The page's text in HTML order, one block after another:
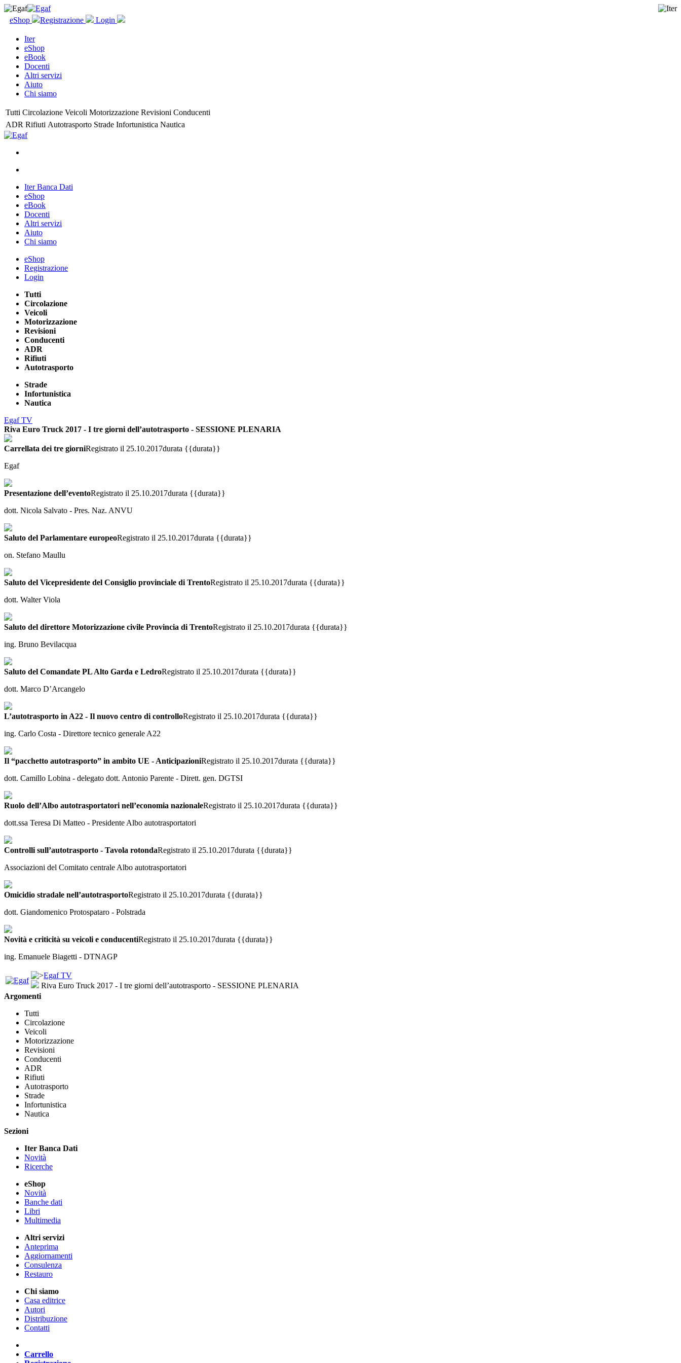
eShop Registrazione Login
Iter
eShop
eBook
Docenti
Altri servizi
Aiuto
Chi siamo
Tutti Circolazione Veicoli Motorizzazione Revisioni Conducenti
ADR Rifiuti Autotrasporto Strade Infortunistica Nautica
Iter Banca Dati
eShop
eBook
Docenti
Altri servizi
Aiuto
Chi siamo
eShop
Registrazione
Login
Tutti
Circolazione
Veicoli
Motorizzazione
Revisioni
Conducenti
ADR
Rifiuti
Autotrasporto
Strade
Infortunistica
Nautica
Egaf TV
Riva Euro Truck 2017 - I tre giorni dell’autotrasporto - SESSIONE PLENARIA
Carrellata dei tre giorniRegistrato il 25.10.2017durata {{durata}}
Egaf
Presentazione dell’eventoRegistrato il 25.10.2017durata {{durata}}
dott. Nicola Salvato - Pres. Naz. ANVU
Saluto del Parlamentare europeoRegistrato il 25.10.2017durata {{durata}}
on. Stefano Maullu
Saluto del Vicepresidente del Consiglio provinciale di TrentoRegistrato il 25.10.2017durata {{durata}}
dott. Walter Viola
Saluto del direttore Motorizzazione civile Provincia di TrentoRegistrato il 25.10.2017durata {{durata}}
ing. Bruno Bevilacqua
Saluto del Comandate PL Alto Garda e LedroRegistrato il 25.10.2017durata {{durata}}
dott. Marco D’Arcangelo
L’autotrasporto in A22 - Il nuovo centro di controlloRegistrato il 25.10.2017durata {{durata}}
ing. Carlo Costa - Direttore tecnico generale A22
Il “pacchetto autotrasporto” in ambito UE - AnticipazioniRegistrato il 25.10.2017durata {{durata}}
dott. Camillo Lobina - delegato dott. Antonio Parente - Dirett. gen. DGTSI
Ruolo dell’Albo autotrasportatori nell’economia nazionaleRegistrato il 25.10.2017durata {{durata}}
dott.ssa Teresa Di Matteo - Presidente Albo autotrasportatori
Controlli sull’autotrasporto - Tavola rotondaRegistrato il 25.10.2017durata {{durata}}
Associazioni del Comitato centrale Albo autotrasportatori
Omicidio stradale nell’autotrasportoRegistrato il 25.10.2017durata {{durata}}
dott. Giandomenico Protospataro - Polstrada
Novità e criticità su veicoli e conducentiRegistrato il 25.10.2017durata {{durata}}
ing. Emanuele Biagetti - DTNAGP
Egaf TV
Riva Euro Truck 2017 - I tre giorni dell’autotrasporto - SESSIONE PLENARIA
Argomenti
Tutti
Circolazione
Veicoli
Motorizzazione
Revisioni
Conducenti
ADR
Rifiuti
Autotrasporto
Strade
Infortunistica
Nautica
Sezioni
Iter Banca Dati
Novità
Ricerche
eShop
Novità
Banche dati
Libri
Multimedia
Altri servizi
Anteprima
Aggiornamenti
Consulenza
Restauro
Chi siamo
Casa editrice
Autori
Distribuzione
Contatti
Carrello